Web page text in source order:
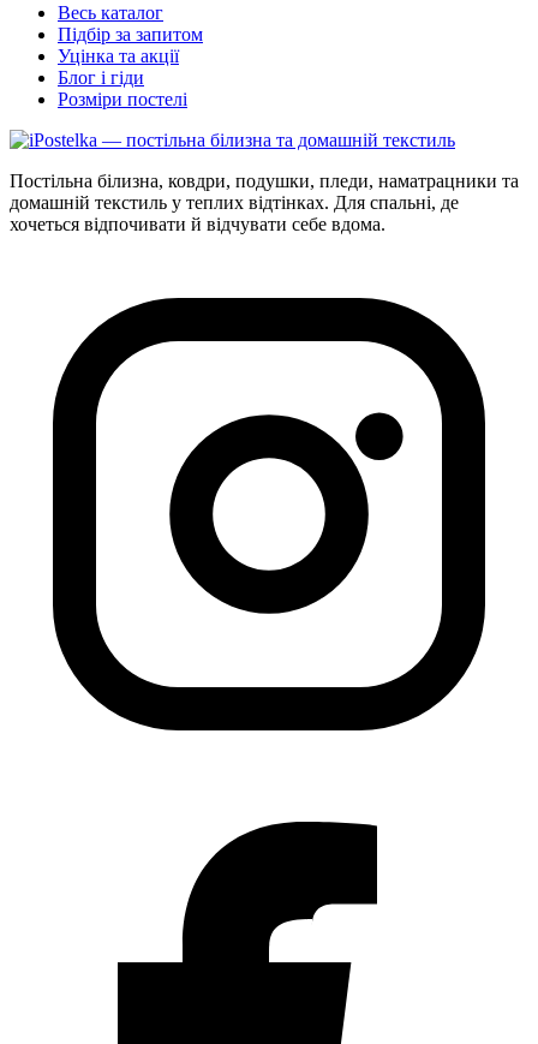
Весь каталог
Підбір за запитом
Уцінка та акції
Блог і гіди
Розміри постелі
Постільна білизна, ковдри, подушки, пледи, наматрацники та
домашній текстиль у теплих відтінках. Для спальні, де
хочеться відпочивати й відчувати себе вдома.